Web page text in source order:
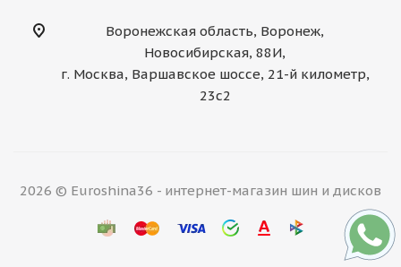
Воронежская область, Воронеж,
Новосибирская, 88И,
г. Москва, Варшавское шоссе, 21-й километр,
23с2
2026 © Euroshina36 - интернет-магазин шин и дисков